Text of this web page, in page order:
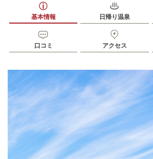
基本情報 日帰り温泉
口コミ アクセス